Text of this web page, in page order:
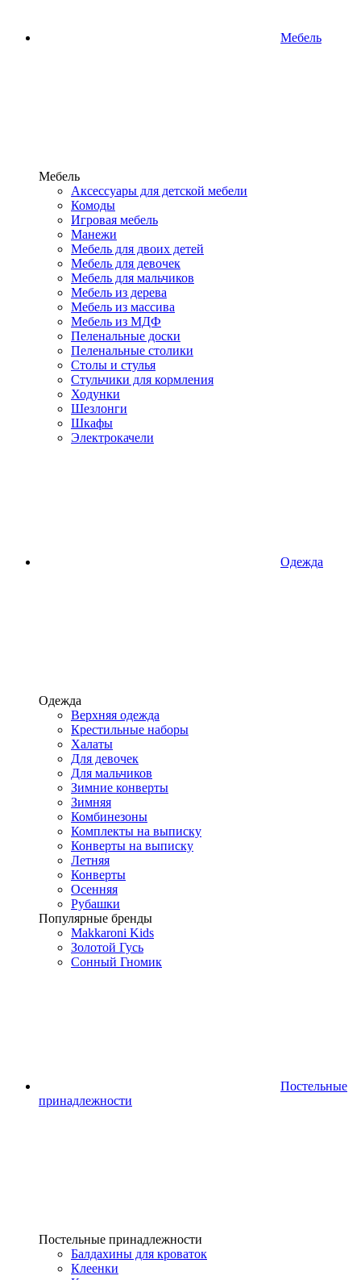
Мебель
Мебель
Аксессуары для детской мебели
Комоды
Игровая мебель
Манежи
Мебель для двоих детей
Мебель для девочек
Мебель для мальчиков
Мебель из дерева
Мебель из массива
Мебель из МДФ
Пеленальные доски
Пеленальные столики
Столы и стулья
Стульчики для кормления
Ходунки
Шезлонги
Шкафы
Электрокачели
Одежда
Одежда
Верхняя одежда
Крестильные наборы
Халаты
Для девочек
Для мальчиков
Зимние конверты
Зимняя
Комбинезоны
Комплекты на выписку
Конверты на выписку
Летняя
Конверты
Осенняя
Рубашки
Популярные бренды
Makkaroni Kids
Золотой Гусь
Сонный Гномик
Постельные
принадлежности
Постельные принадлежности
Балдахины для кроваток
Клеенки